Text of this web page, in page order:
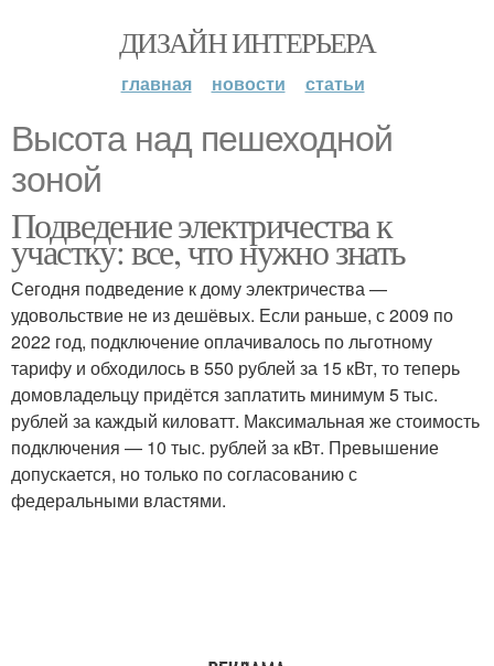
ДИЗАЙН ИНТЕРЬЕРА
главная новости статьи
Высота над пешеходной
зоной
Подведение электричества к
участку: все, что нужно знать
Сегодня подведение к дому электричества —
удовольствие не из дешёвых. Если раньше, с 2009 по
2022 год, подключение оплачивалось по льготному
тарифу и обходилось в 550 рублей за 15 кВт, то теперь
домовладельцу придётся заплатить минимум 5 тыс.
рублей за каждый киловатт. Максимальная же стоимость
подключения — 10 тыс. рублей за кВт. Превышение
допускается, но только по согласованию с
федеральными властями.